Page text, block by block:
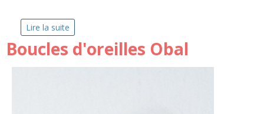
Lire la suite
Boucles d'oreilles Obal